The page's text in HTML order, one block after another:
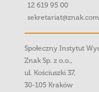
12 619 95 00
Społeczny Instytut
Znak Sp. z o.o.,
ul. Kościuszki 37,
30-105 Kraków